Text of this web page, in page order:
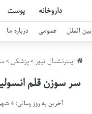
داروخانه پوست
بین الملل عمومی درباره ما
اینترنشنال نیوز>پزشکی>
سر سوزن قلم انسولین کافبر
آخرین به روز رسانی: 4 شهریور 1404